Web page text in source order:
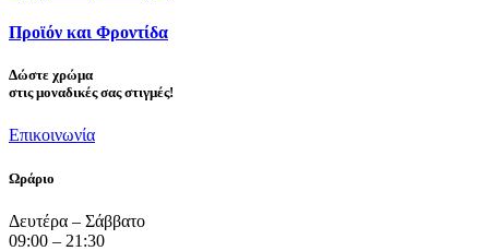
Προϊόν και Φροντίδα
Δώστε χρώμα
στις μοναδικές σας στιγμές!
Επικοινωνία
Ωράριο
Δευτέρα – Σάββατο
09:00 – 21:30